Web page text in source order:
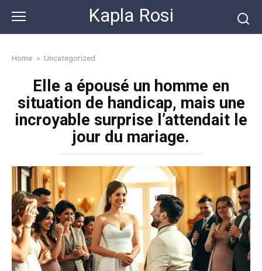
content
Kapla Rosi
Home » Uncategorized
Elle a épousé un homme en
situation de handicap, mais une
incroyable surprise l’attendait le
jour du mariage.